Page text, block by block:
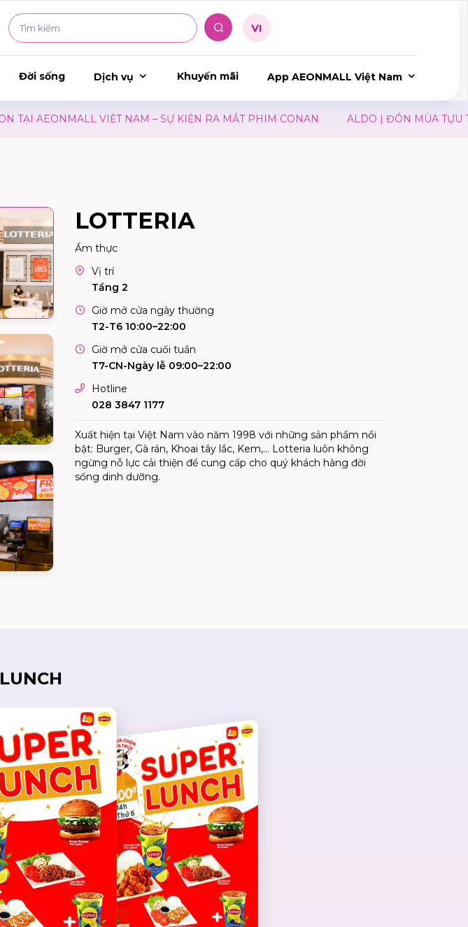
Đời sống Dịch vụ Khuyến mãi App AEONMALL Việt Nam
VIỆT NAM – SỰ KIỆN RA MẮT PHIM CONAN ALDO | ĐÓN MÙA TỰU
LOTTERIA
Ẩm thực
Vị trí
Tầng 2
Giờ mở cửa ngày thường
T2-T6 10:00–22:00
Giờ mở cửa cuối tuần
T7-CN-Ngày lễ 09:00–22:00
Hotline
028 3847 1177
Xuất hiện tại Việt Nam vào năm 1998 với những sản phẩm nổi
bật: Burger, Gà rán, Khoai tây lắc, Kem,… Lotteria luôn không
ngừng nỗ lực cải thiện để cung cấp cho quý khách hàng đời
sống dinh dưỡng.